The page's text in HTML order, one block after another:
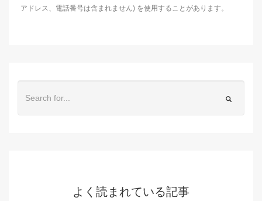
アドレス、電話番号は含まれません) を使用することがあります。
よく読まれている記事